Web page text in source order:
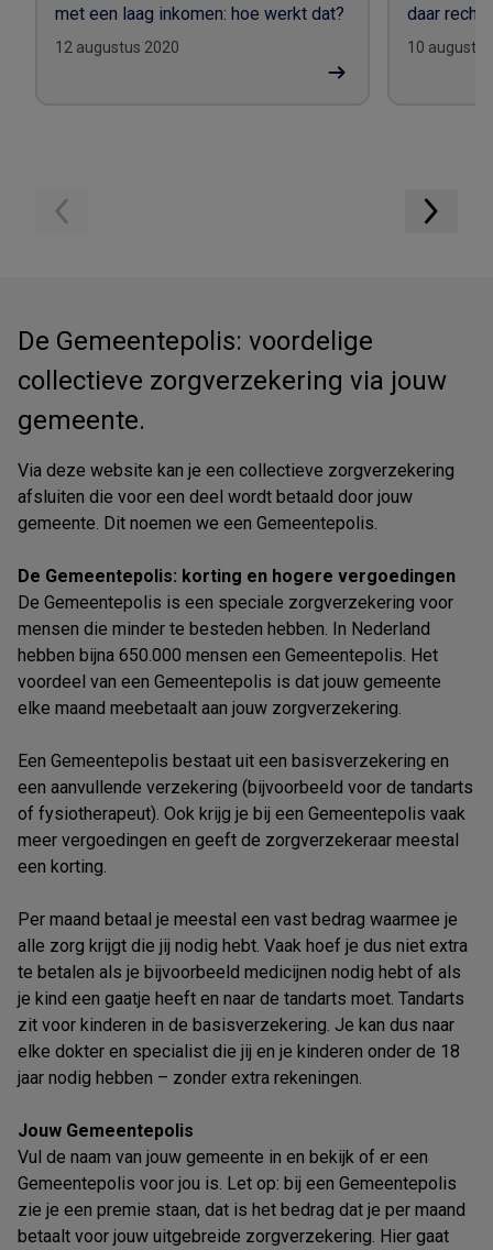
met een laag inkomen: hoe werkt dat?
12 augustus 2020
daar recht
10
De Gemeentepolis: voordelige
collectieve zorgverzekering via jouw
gemeente.
Via deze website kan je een collectieve zorgverzekering
afsluiten die voor een deel wordt betaald door jouw
gemeente. Dit noemen we een Gemeentepolis.
De Gemeentepolis: korting en hogere vergoedingen
De Gemeentepolis is een speciale zorgverzekering voor
mensen die minder te besteden hebben. In Nederland
hebben bijna 650.000 mensen een Gemeentepolis. Het
voordeel van een Gemeentepolis is dat jouw gemeente
elke maand meebetaalt aan jouw zorgverzekering.
Een Gemeentepolis bestaat uit een basisverzekering en
een aanvullende verzekering (bijvoorbeeld voor de tandarts
of fysiotherapeut). Ook krijg je bij een Gemeentepolis vaak
meer vergoedingen en geeft de zorgverzekeraar meestal
een korting.
Per maand betaal je meestal een vast bedrag waarmee je
alle zorg krijgt die jij nodig hebt. Vaak hoef je dus niet extra
te betalen als je bijvoorbeeld medicijnen nodig hebt of als
je kind een gaatje heeft en naar de tandarts moet. Tandarts
zit voor kinderen in de basisverzekering. Je kan dus naar
elke dokter en specialist die jij en je kinderen onder de 18
jaar nodig hebben – zonder extra rekeningen.
Jouw Gemeentepolis
Vul de naam van jouw gemeente in en bekijk of er een
Gemeentepolis voor jou is. Let op: bij een Gemeentepolis
zie je een premie staan, dat is het bedrag dat je per maand
betaalt voor jouw uitgebreide zorgverzekering. Hier gaat